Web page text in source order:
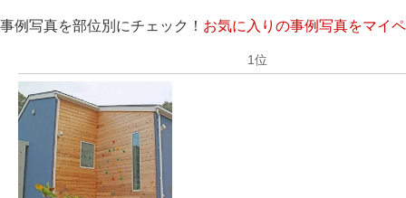
事例写真を部位別にチェック！ お気に入りの事例写真をマイ